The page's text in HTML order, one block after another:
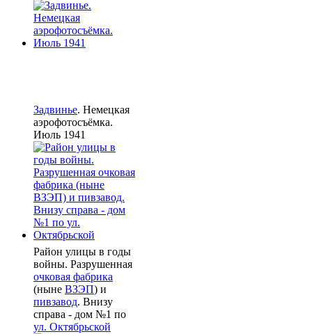
Задвинье. Немецкая
аэрофотосъёмка.
Июль 1941
Район улицы в годы
войны. Разрушенная
очковая фабрика
(ныне ВЗЭП) и
пивзавод. Внизу
справа - дом №1 по
ул. Октябрьской